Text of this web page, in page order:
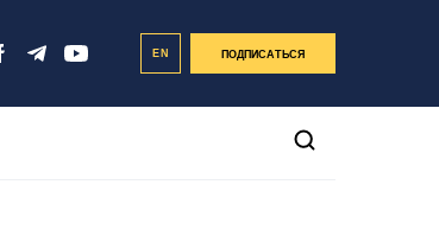
EN ПОДПИСАТЬСЯ